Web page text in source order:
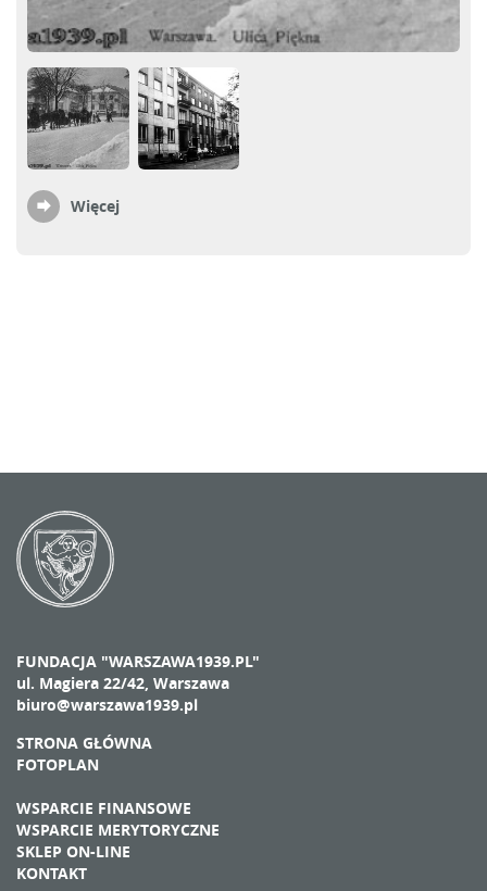
Więcej
FUNDACJA "WARSZAWA1939.PL"
ul. Magiera 22/42, Warszawa
biuro@warszawa1939.pl
STRONA GŁÓWNA
FOTOPLAN
WSPARCIE FINANSOWE
WSPARCIE MERYTORYCZNE
SKLEP ON-LINE
KONTAKT